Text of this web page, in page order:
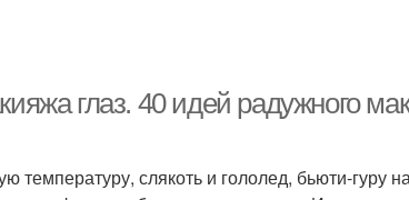
глаз. 40 идей радужного
температуру, слякоть и гололед, бьюти-гуру